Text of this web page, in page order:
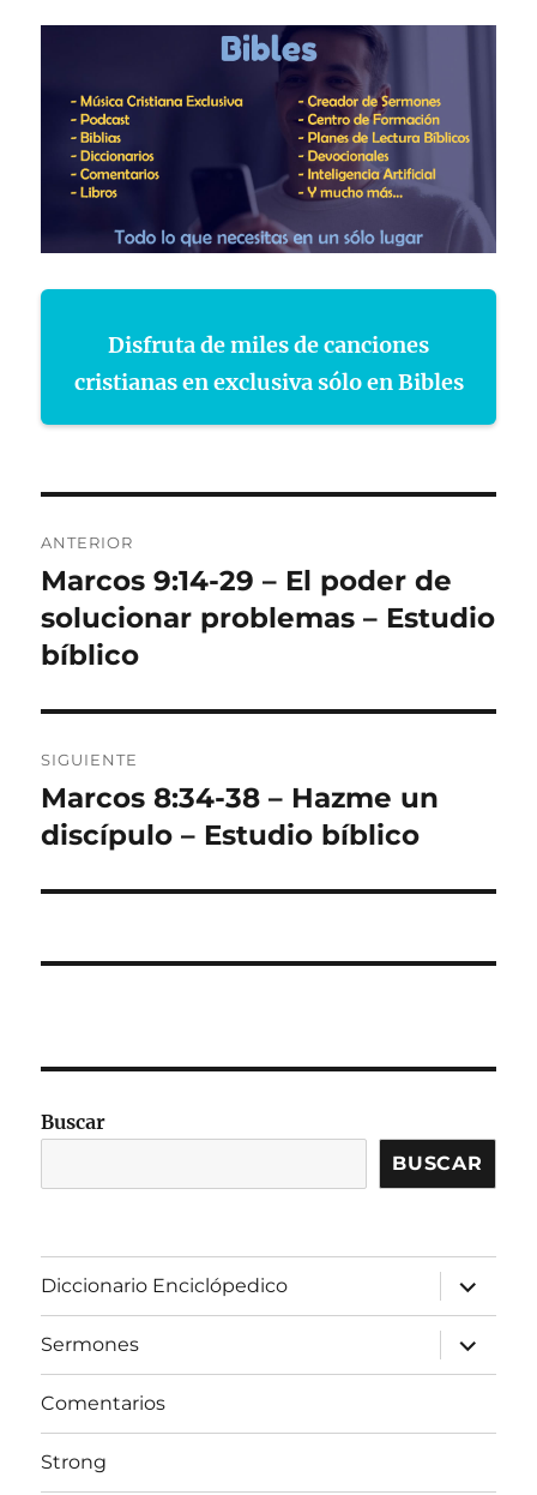
Disfruta de miles de canciones
cristianas en exclusiva sólo en Bibles
de
entradas
ANTERIOR
Entrada
anterior:
Marcos 9:14-29 – El poder de
solucionar problemas – Estudio
bíblico
SIGUIENTE
Entrada
siguiente:
Marcos 8:34-38 – Hazme un
discípulo – Estudio bíblico
Buscar
BUSCAR
Diccionario Enciclópedico
expandir
el
menú
inferior
Sermones
expandir
el
menú
Comentarios
Strong